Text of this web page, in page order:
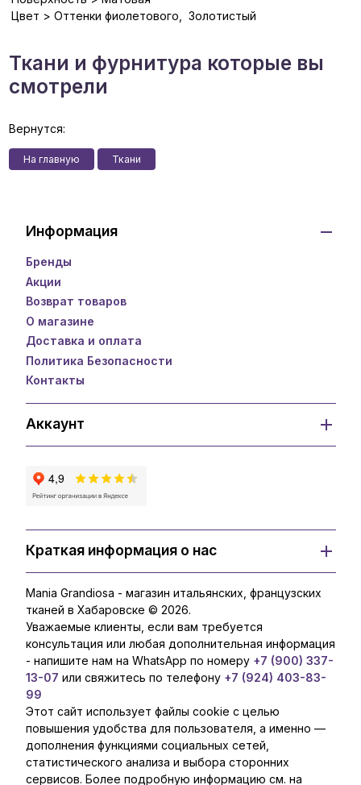
Цвет > Оттенки фиолетового, Золотистый
Ткани и фурнитура которые вы
смотрели
Вернутся:
На главную Ткани
Информация
Бренды
Акции
Возврат товаров
О магазине
Доставка и оплата
Политика Безопасности
Контакты
Аккаунт
Краткая информация о нас
Mania Grandiosa - магазин итальянских, французских
тканей в Хабаровске © 2026.
Уважаемые клиенты, если вам требуется
консультация или любая дополнительная информация
- напишите нам на WhatsApp по номеру +7 (900) 337-
13-07 или свяжитесь по телефону +7 (924) 403-83-
99
Этот сайт использует файлы cookie с целью
повышения удобства для пользователя, а именно —
дополнения функциями социальных сетей,
статистического анализа и выбора сторонних
сервисов. Более подробную информацию см. на